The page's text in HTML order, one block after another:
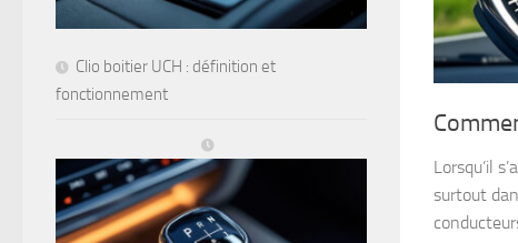
Lorsqu’il
surtout
Clio boitier UCH : définition et
fonctionnement